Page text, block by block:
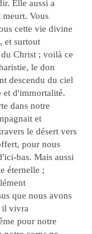
Elle aussi a
meurt. Vous
cette vie divine
et surtout
Christ ; voilà ce
le don
descendu du ciel
et d'immortalité.
dans notre
et
le désert vers
pour nous
bas. Mais aussi
éternelle ;
que nous avons
il vivra
pour notre